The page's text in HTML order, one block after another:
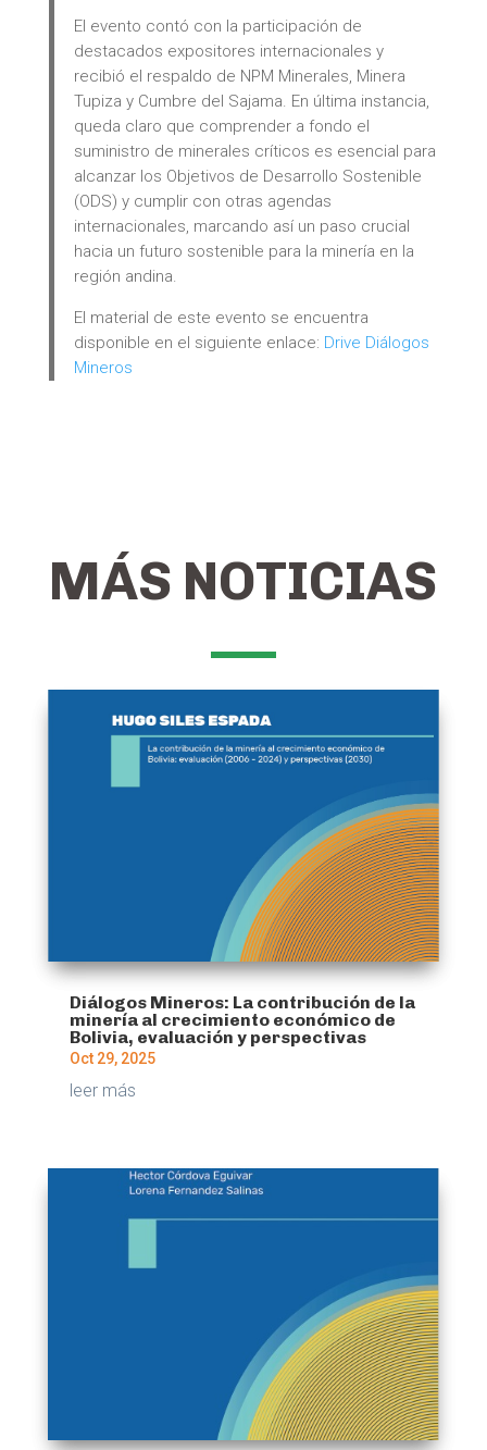
El evento contó con la participación de
destacados expositores internacionales y
recibió el respaldo de NPM Minerales, Minera
Tupiza y Cumbre del Sajama. En última instancia,
queda claro que comprender a fondo el
suministro de minerales críticos es esencial para
alcanzar los Objetivos de Desarrollo Sostenible
(ODS) y cumplir con otras agendas
internacionales, marcando así un paso crucial
hacia un futuro sostenible para la minería en la
región andina.
El material de este evento se encuentra
disponible en el siguiente enlace: Drive Diálogos
Mineros
MÁS NOTICIAS
Diálogos Mineros: La contribución de la
minería al crecimiento económico de
Bolivia, evaluación y perspectivas
Oct 29, 2025
leer más